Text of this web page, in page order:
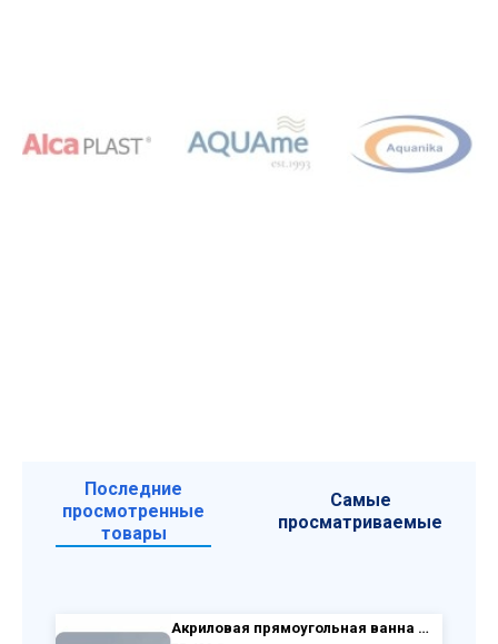
Последние
просмотренные
товары
Самые
просматриваемые
Акриловая прямоугольная ванна VagnerPlast Kasandra 180×70 VPBA187KAS2X-04 с каркасом VPK18070 и фронтальным экраном VPPA18001FP2-04